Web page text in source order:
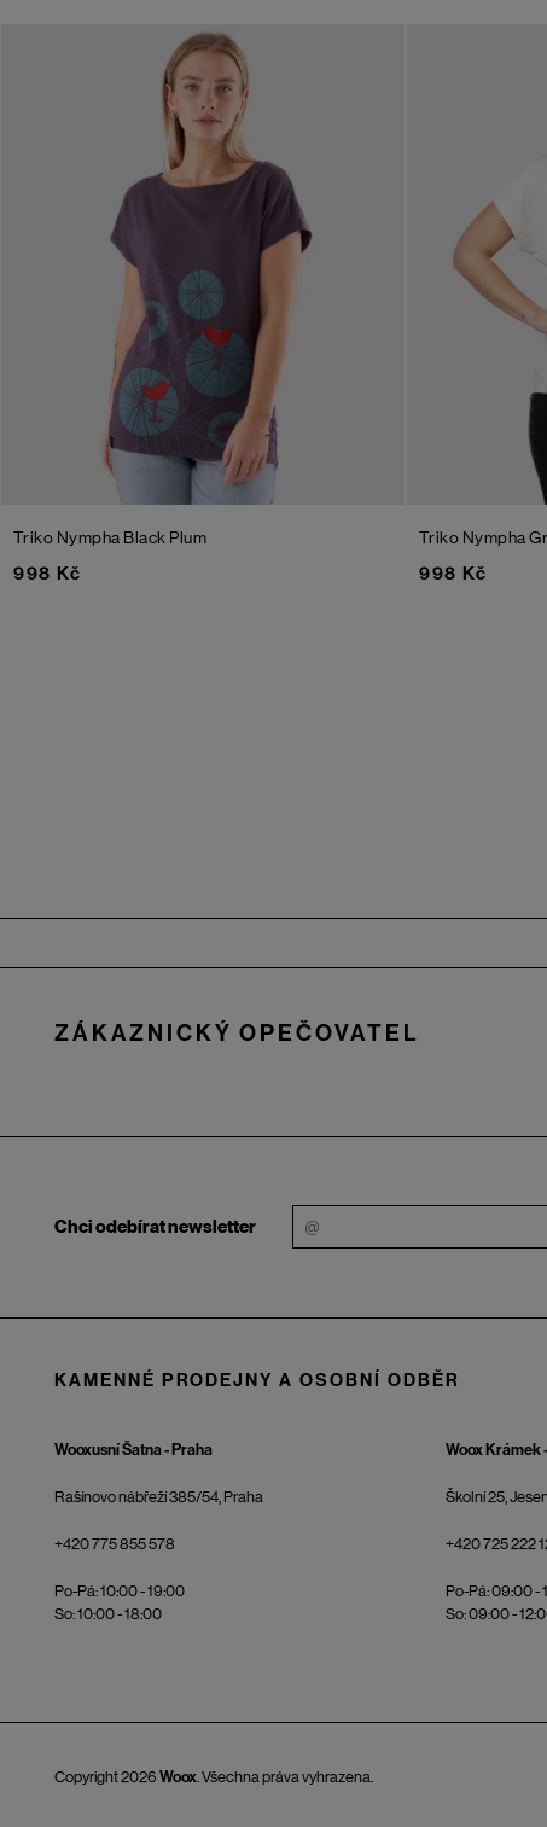
Triko Nympha Black Plum
998 Kč
Triko Nympha
998 Kč
ZÁKAZNICKÝ OPEČOVATEL
Chci odebírat newsletter
KAMENNÉ PRODEJNY A OSOBNÍ ODBĚR
Wooxusní Šatna - Praha
Rašínovo nábřeží 385/54, Praha
+420 775 855 578
Po-Pá: 10:00 - 19:00
So: 10:00 - 18:00
Woox Krámek
Školní 25,
+420 725 222
Po-Pá: 09:00 -
So: 09:00 -
Copyright 2026 Woox. Všechna práva vyhrazena.